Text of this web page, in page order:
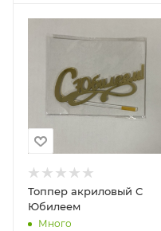
Топпер акриловый С
Юбилеем
Много